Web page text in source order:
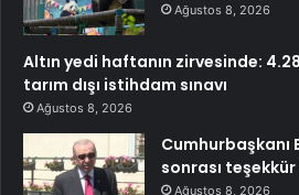
Ağustos 8, 2026
Altın yedi haftanın zirvesinde:
tarım dışı istihdam sınavı
Ağustos 8, 2026
Cumhurbaşkanı
sonrası
Ağustos 8, 2026